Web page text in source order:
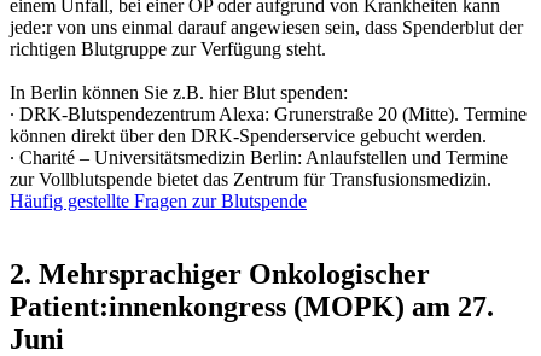
einem Unfall, bei einer OP oder aufgrund von Krankheiten kann
jede:r von uns einmal darauf angewiesen sein, dass Spenderblut der
richtigen Blutgruppe zur Verfügung steht.
In Berlin können Sie z.B. hier Blut spenden:
∙ DRK-Blutspendezentrum Alexa: Grunerstraße 20 (Mitte). Termine
können direkt über den DRK-Spenderservice gebucht werden.
∙ Charité – Universitätsmedizin Berlin: Anlaufstellen und Termine
zur Vollblutspende bietet das Zentrum für Transfusionsmedizin.
Häufig gestellte Fragen zur Blutspende
2. Mehrsprachiger Onkologischer
Patient:innenkongress (MOPK) am 27.
Juni